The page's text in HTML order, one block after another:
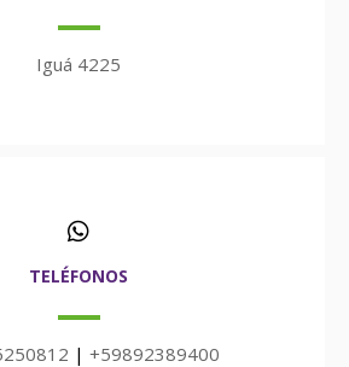
Iguá 4225
TELÉFONOS
| +59892389400